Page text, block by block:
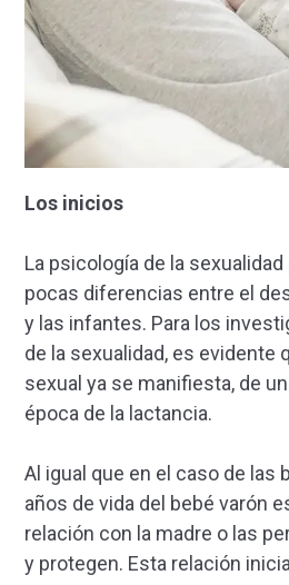
Los inicios
La psicología de la
pocas diferencias entre el
y las infantes. Para los
de la sexualidad, es evidente
sexual ya se manifiesta, de
época de la lactancia.
Al igual que en el caso de las
años de vida del bebé varón
relación con la madre o las
y protegen. Esta relación